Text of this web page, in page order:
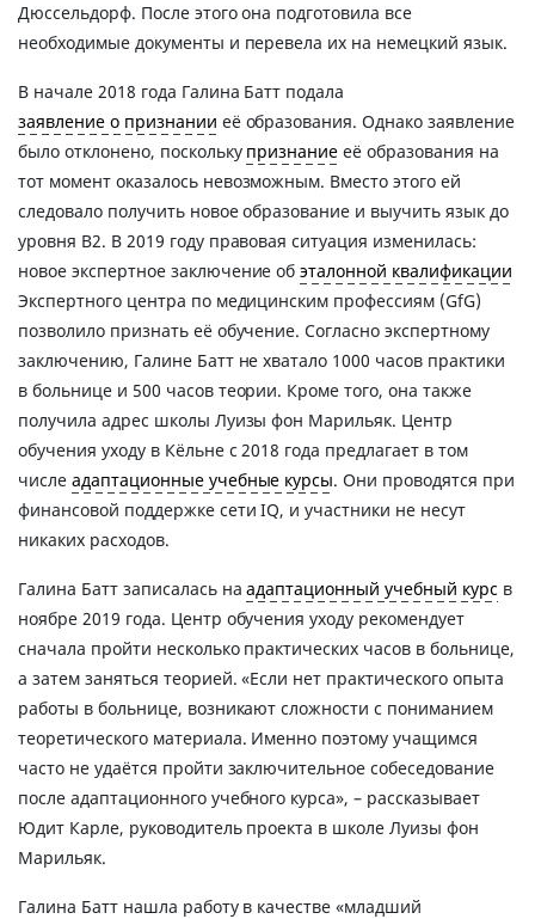
Дюссельдорф. После этого она подготовила все
необходимые документы и перевела их на немецкий язык.
В начале 2018 года Галина Батт подала
заявление о признании её образования. Однако заявление
было отклонено, поскольку признание её образования на
тот момент оказалось невозможным. Вместо этого ей
следовало получить новое образование и выучить язык до
уровня B2. В 2019 году правовая ситуация изменилась:
новое экспертное заключение обэталонной квалификации
Экспертного центра по медицинским профессиям (GfG)
позволило признать её обучение. Согласно экспертному
заключению, Галине Батт не хватало 1000 часов практики
в больнице и 500 часов теории. Кроме того, она также
получила адрес школы Луизы фон Марильяк. Центр
обучения уходу в Кёльне с 2018 года предлагает в том
числе адаптационные учебные курсы. Они проводятся при
финансовой поддержке сети IQ, и участники не несут
никаких расходов.
Галина Батт записалась наадаптационный учебный курс в
ноябре 2019 года. Центр обучения уходу рекомендует
сначала пройти несколько практических часов в больнице,
а затем заняться теорией. «Если нет практического опыта
работы в больнице, возникают сложности с пониманием
теоретического материала. Именно поэтому учащимся
часто не удаётся пройти заключительное собеседование
после адаптационного учебного курса», – рассказывает
Юдит Карле, руководитель проекта в школе Луизы фон
Марильяк.
Галина Батт нашла работу в качестве «младший